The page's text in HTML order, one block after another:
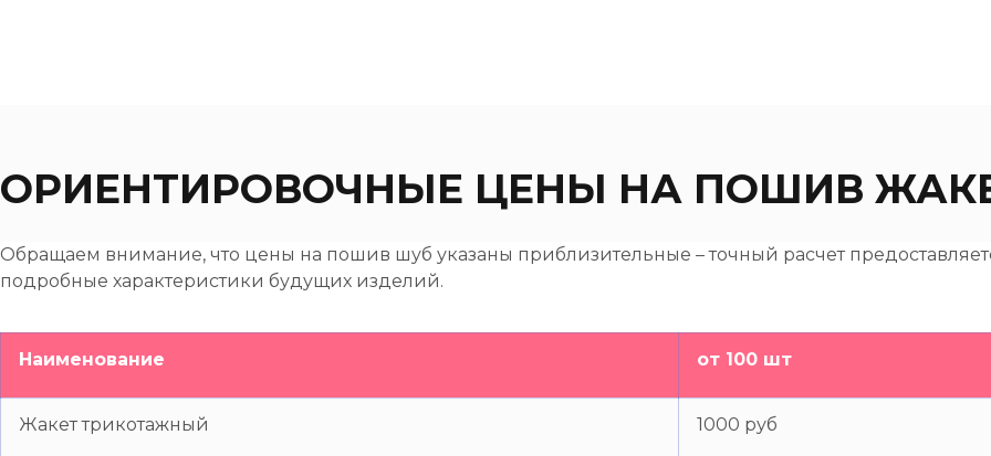
ОРИЕНТИРОВОЧНЫЕ ЦЕНЫ НА ПОШИВ
Обращаем внимание, что цены на пошив шуб указаны приблизительные – точный расчет
подробные характеристики будущих изделий.
Наименование от 100 шт
Жакет трикотажный 1000 руб